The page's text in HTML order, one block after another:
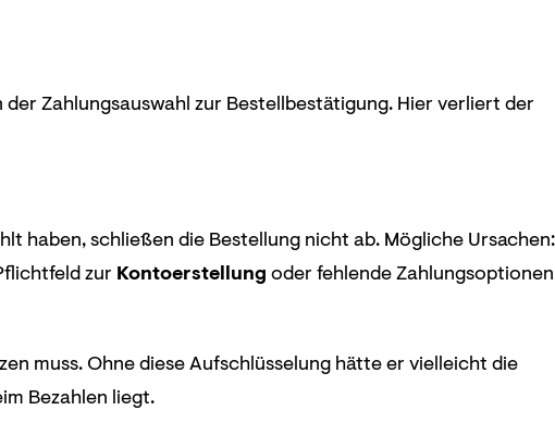
Zahlungsauswahl zur Bestellbestätigung. Hier verliert der
haben, schließen die Bestellung nicht ab. Mögliche Ursachen:
zur Kontoerstellung oder fehlende Zahlungsoptionen
muss. Ohne diese Aufschlüsselung hätte er vielleicht die
Bezahlen liegt.